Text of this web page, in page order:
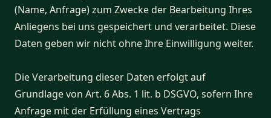
(Name, Anfrage) zum Zwecke der Bearbeitung Ihres
Anliegens bei uns gespeichert und verarbeitet. Diese
Daten geben wir nicht ohne Ihre Einwilligung weiter.
Die Verarbeitung dieser Daten erfolgt auf
Grundlage von Art. 6 Abs. 1 lit. b DSGVO, sofern Ihre
Anfrage mit der Erfüllung eines Vertrags